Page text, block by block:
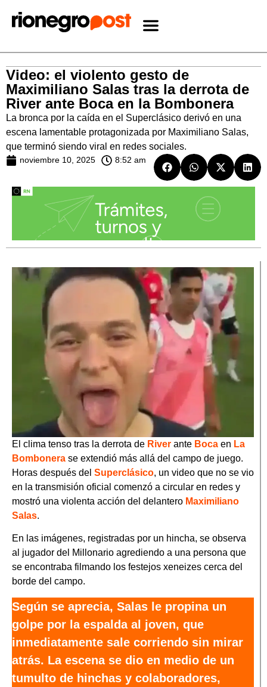
Video: el violento gesto de
Maximiliano Salas tras la derrota de
River ante Boca en la Bombonera
La bronca por la caída en el Superclásico derivó en una
escena lamentable protagonizada por Maximiliano Salas,
que terminó siendo viral en redes sociales.
noviembre 10, 2025 8:52 am
El clima tenso tras la derrota de River ante Boca en La
Bombonera se extendió más allá del campo de juego.
Horas después del Superclásico, un video que no se vio
en la transmisión oficial comenzó a circular en redes y
mostró una violenta acción del delantero Maximiliano
Salas.
En las imágenes, registradas por un hincha, se observa
al jugador del Millonario agrediendo a una persona que
se encontraba filmando los festejos xeneizes cerca del
borde del campo.
Según se aprecia, Salas le propina un
golpe por la espalda al joven, que
inmediatamente sale corriendo sin mirar
atrás. La escena se dio en medio de un
tumulto de hinchas y colaboradores,